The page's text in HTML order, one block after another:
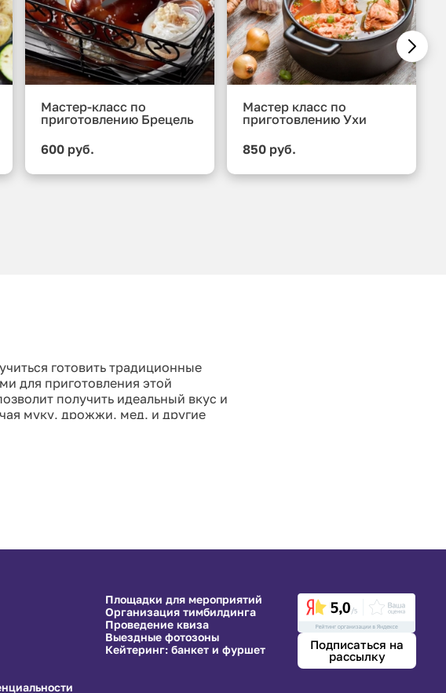
Мастер-класс по
приготовлению Брецель
600 руб.
Мастер класс по
приготовлению Ухи
850 руб.
готовить традиционные
для приготовления этой
получить идеальный вкус и
муку, дрожжи, мед, и другие
о разных методах
Площадки для мероприятий
Организация тимбилдинга
Проведение квиза
Выездные фотозоны
Кейтеринг: банкет и фуршет
Подписаться на
рассылку